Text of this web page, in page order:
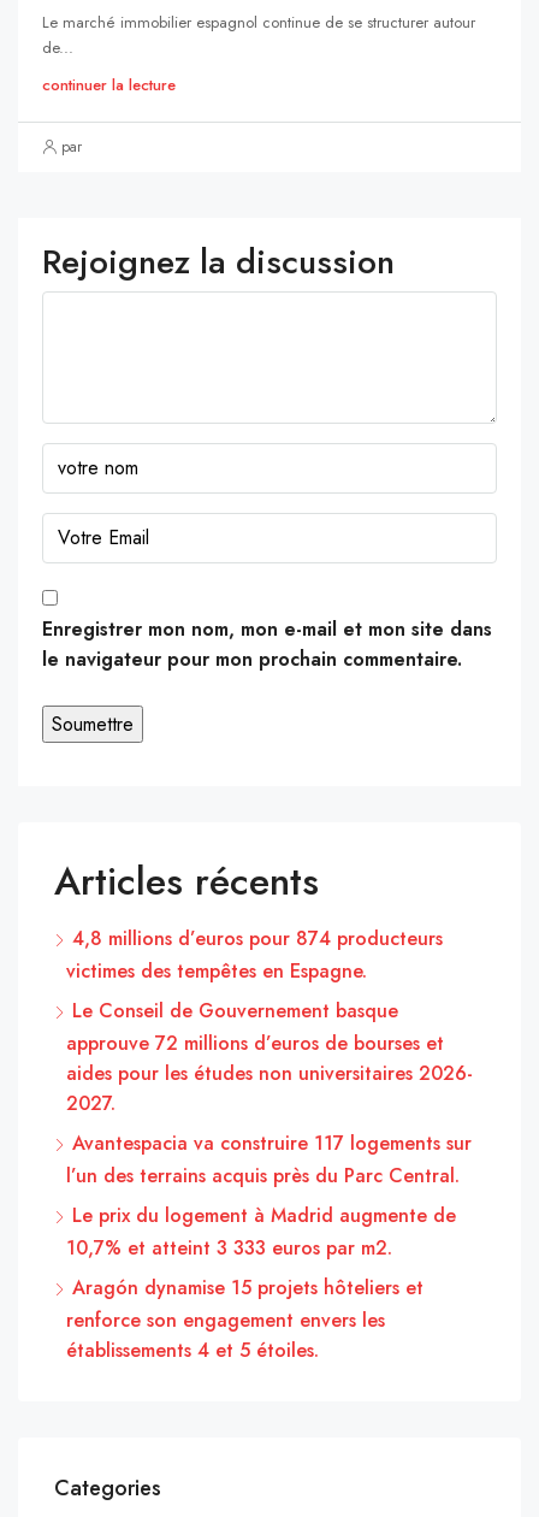
Le marché immobilier espagnol continue de se structurer autour
de...
continuer la lecture
par
Rejoignez la discussion
Enregistrer mon nom, mon e-mail et mon site dans
le navigateur pour mon prochain commentaire.
Articles récents
4,8 millions d’euros pour 874 producteurs
victimes des tempêtes en Espagne.
Le Conseil de Gouvernement basque
approuve 72 millions d’euros de bourses et
aides pour les études non universitaires 2026-
2027.
Avantespacia va construire 117 logements sur
l’un des terrains acquis près du Parc Central.
Le prix du logement à Madrid augmente de
10,7% et atteint 3 333 euros par m2.
Aragón dynamise 15 projets hôteliers et
renforce son engagement envers les
établissements 4 et 5 étoiles.
Categories